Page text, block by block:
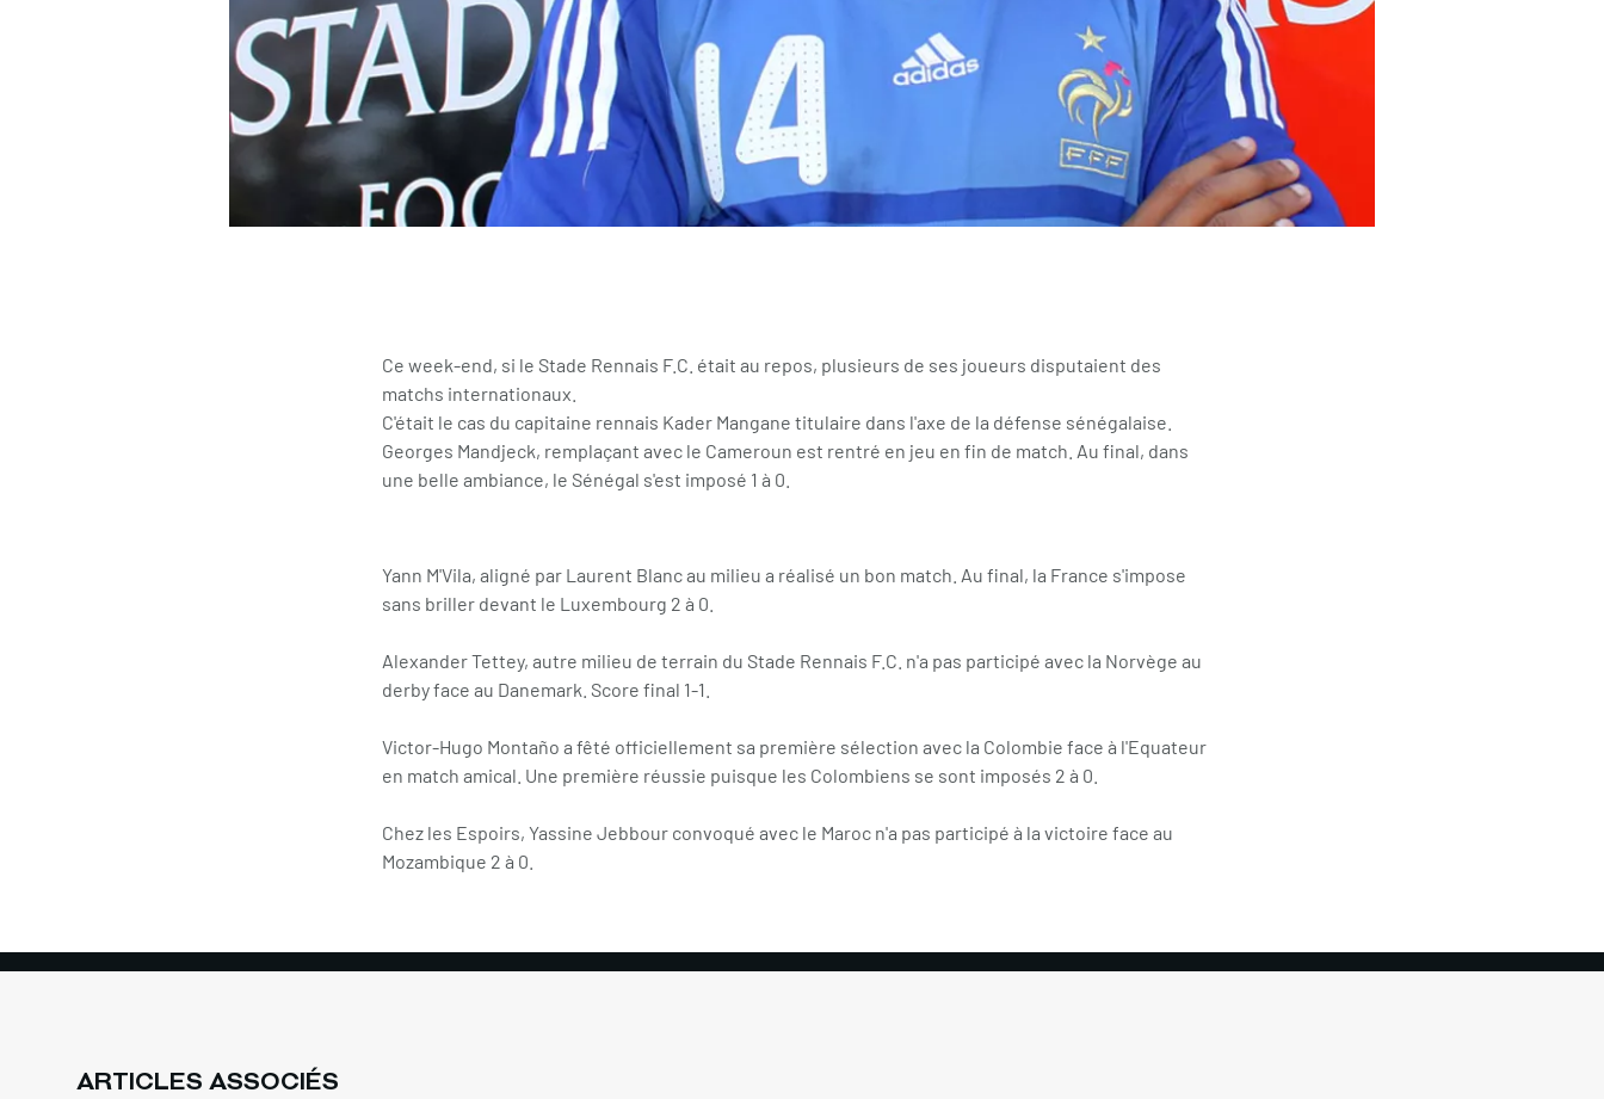
Ce week-end, si le Stade Rennais F.C. était au repos, plusieurs de ses joueurs disputaient des
matchs internationaux.
C'était le cas du capitaine rennais Kader Mangane titulaire dans l'axe de la défense sénégalaise.
Georges Mandjeck, remplaçant avec le Cameroun est rentré en jeu en fin de match. Au final, dans
une belle ambiance, le Sénégal s'est imposé 1 à 0.
Yann M'Vila, aligné par Laurent Blanc au milieu a réalisé un bon match. Au final, la France s'impose
sans briller devant le Luxembourg 2 à 0.
Alexander Tettey, autre milieu de terrain du Stade Rennais F.C. n'a pas participé avec la Norvège au
derby face au Danemark. Score final 1-1.
Victor-Hugo Montaño a fêté officiellement sa première sélection avec la Colombie face à l'Equateur
en match amical. Une première réussie puisque les Colombiens se sont imposés 2 à 0.
Chez les Espoirs, Yassine Jebbour convoqué avec le Maroc n'a pas participé à la victoire face au
Mozambique 2 à 0.
ARTICLES ASSOCIÉS